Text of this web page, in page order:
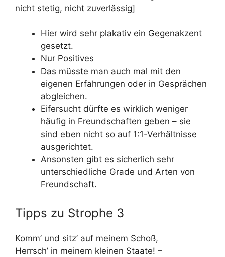
nicht stetig, nicht zuverlässig]
Hier wird sehr plakativ ein Gegenakzent
gesetzt.
Nur Positives
Das müsste man auch mal mit den
eigenen Erfahrungen oder in Gesprächen
abgleichen.
Eifersucht dürfte es wirklich weniger
häufig in Freundschaften geben – sie
sind eben nicht so auf 1:1-Verhältnisse
ausgerichtet.
Ansonsten gibt es sicherlich sehr
unterschiedliche Grade und Arten von
Freundschaft.
Tipps zu Strophe 3
Komm’ und sitz’ auf meinem Schoß,
Herrsch’ in meinem kleinen Staate! –